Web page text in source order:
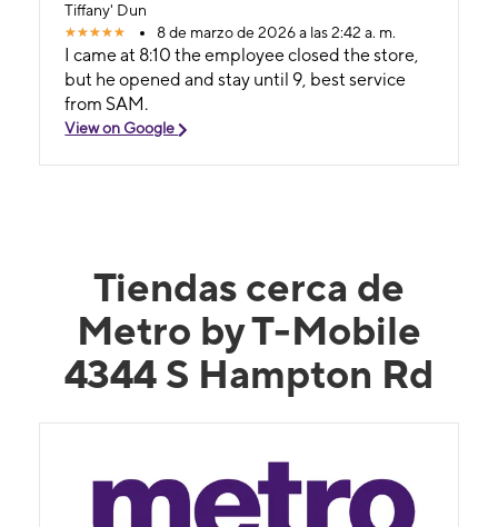
Tiffany' Dun
8 de marzo de 2026 a las 2:42 a. m.
I came at 8:10 the employee closed the store,
but he opened and stay until 9, best service
from SAM.
View on Google
Tiendas cerca de
Metro by T-Mobile
4344 S Hampton Rd